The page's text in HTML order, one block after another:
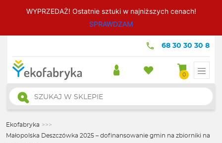
WYPRZEDAŻ! Ostatnie sztuki w najniższych cenach!
SPRAWDZAM
68 30 30 30 8
0
Wyszukiwarka
produktów
Ekofabryka >>>
Małopolska Deszczówka 2025 – dofinansowanie gmin na zbiorniki na